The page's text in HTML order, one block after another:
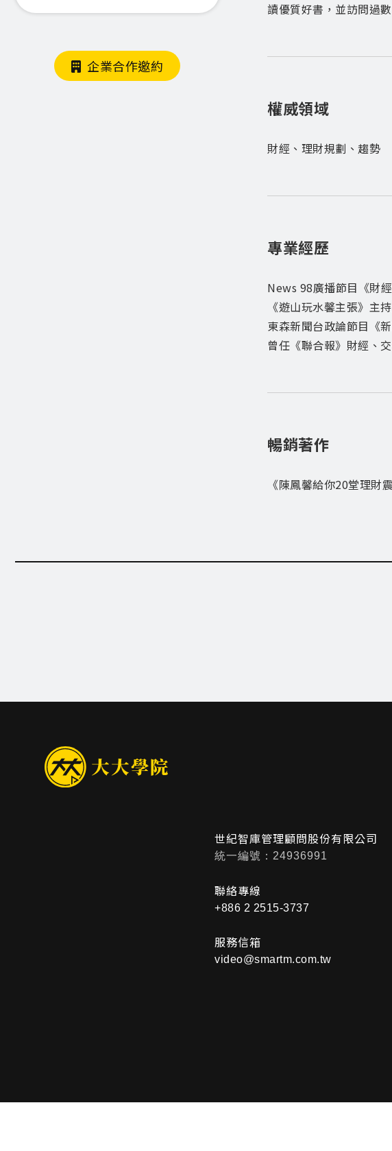
企業合作邀約
讀優質好書，並訪問過
權威領域
財經、理財規劃、趨勢
專業經歷
News 98廣播節目《財
《遊山玩水馨主張》主
東森新聞台政論節目《
曾任《聯合報》財經、
暢銷著作
《陳鳳馨給你20堂理財
世紀智庫管理顧問股份有限公司
統一編號：24936991
聯絡專線
+886 2 2515-3737
服務信箱
video@smartm.com.tw